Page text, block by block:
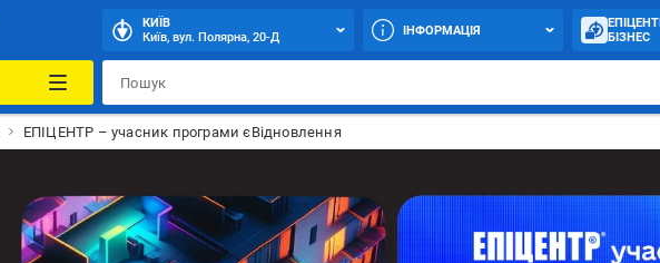
КИЇВ
Київ, вул. Полярна, 20-Д
ІНФОРМАЦІЯ
БІЗНЕС
ЕПІЦЕНТР – учасник програми єВідновлення